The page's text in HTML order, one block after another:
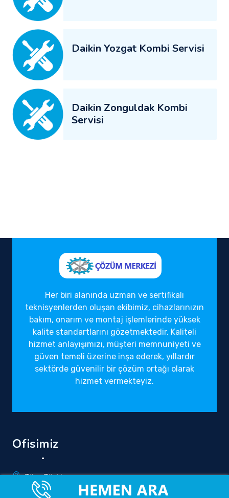
Daikin Yozgat Kombi Servisi
Daikin Zonguldak Kombi
Servisi
Her biri alanında uzman ve sertifikalı
teknisyenlerden oluşan ekibimiz, cihazlarınızın
bakım, onarım ve montaj işlemlerinde yüksek
kalite standartlarını gözetmektedir. Kaliteli
hizmet anlayışımızı, müşteri memnuniyeti ve
güven temeli üzerine inşa ederek, yıllardır
sektörde güvenilir bir çözüm ortağı olarak
hizmet vermekteyiz.
Ofisimiz
Tüm Türkiye
info@yetkilirandevuservisi.com.tr